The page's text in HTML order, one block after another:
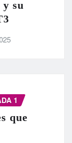
y su
1
que